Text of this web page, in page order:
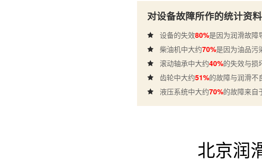
对设备故障所作的统计资料
设备的失效80%是因为润滑故障
柴油机中大约70%是因为油品污
滚动轴承中大约40%的失效与损
齿轮中大约51%的故障与润滑不
液压系统中大约70%的故障来自
北京润